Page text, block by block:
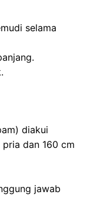
selama
diakui
dan 160 cm
jawab